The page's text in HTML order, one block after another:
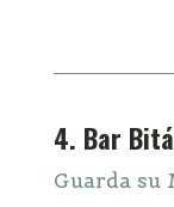
4. Bar
Guarda su